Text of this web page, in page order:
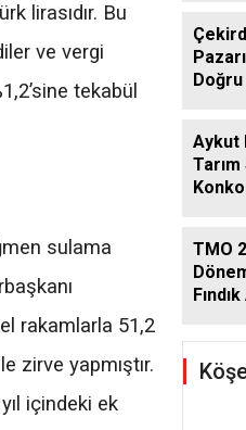
lirasıdır. Bu
ve vergi
tekabül
sulama
rakamlarla 51,2
zirve yapmıştır.
içindeki ek
Aykut
TMO